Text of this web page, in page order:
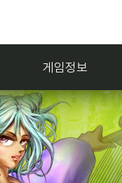
게임정보